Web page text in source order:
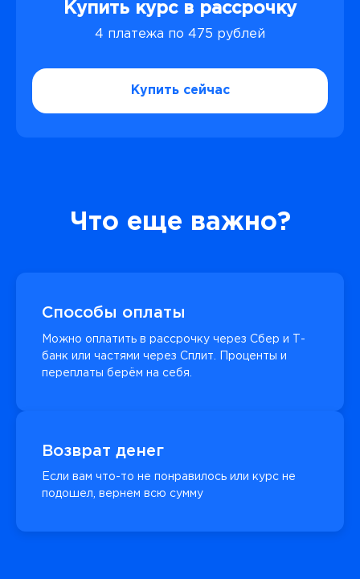
Купить курс в рассрочку
4 платежа по 475 рублей
Купить сейчас
Что еще важно?
Способы оплаты
Можно оплатить в рассрочку через Сбер и Т-
банк или частями через Сплит. Проценты и
переплаты берём на себя.
Возврат денег
Если вам что-то не понравилось или курс не
подошел, вернем всю сумму